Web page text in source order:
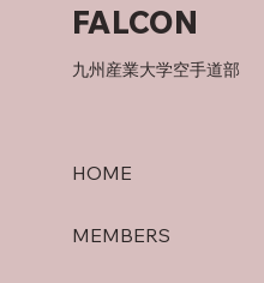
HOME
MEMBERS
FALCON
九州産業大学空手道部